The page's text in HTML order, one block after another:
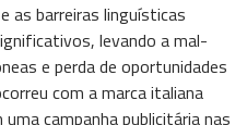
as barreiras linguísticas
levando a mal-
e perda de oportunidades
com a marca italiana
uma campanha publicitária nas